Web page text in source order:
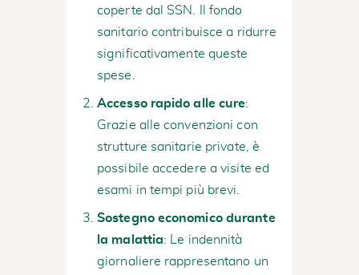
coperte dal SSN. Il fondo
sanitario contribuisce a ridurre
significativamente queste
spese.
Accesso rapido alle cure:
Grazie alle convenzioni con
strutture sanitarie private, è
possibile accedere a visite ed
esami in tempi più brevi.
Sostegno economico durante
la malattia: Le indennità
giornaliere rappresentano un